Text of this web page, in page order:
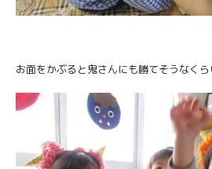
お面をかぶると鬼さんにも勝てそうなくら